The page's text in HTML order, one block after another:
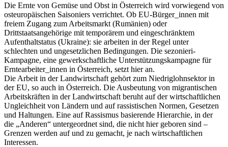
Die Ernte von Gemüse und Obst in Österreich wird vorwiegend von
osteuropäischen Saisoniers verrichtet. Ob EU-Bürger_innen mit
freiem Zugang zum Arbeitsmarkt (Rumänien) oder
Drittstaatsangehörige mit temporärem und eingeschränktem
Aufenthaltstatus (Ukraine): sie arbeiten in der Regel unter
schlechten und ungesetzlichen Bedingungen. Die sezonieri-
Kampagne, eine gewerkschaftliche Unterstützungskampagne für
Erntearbeiter_innen in Österreich, setzt hier an.
Die Arbeit in der Landwirtschaft gehört zum Niedriglohnsektor in
der EU, so auch in Österreich. Die Ausbeutung von migrantischen
Arbeitskräften in der Landwirtschaft beruht auf der wirtschaftlichen
Ungleichheit von Ländern und auf rassistischen Normen, Gesetzen
und Haltungen. Eine auf Rassismus basierende Hierarchie, in der
die „Anderen“ untergeordnet sind, die nicht hier geboren sind –
Grenzen werden auf und zu gemacht, je nach wirtschaftlichen
Interessen.